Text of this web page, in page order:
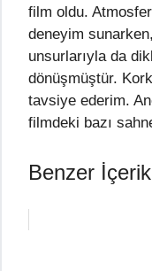
film oldu.
deneyim
unsurlarıyla da
dönüşmüştür.
tavsiye ederim.
filmdeki bazı
Benzer